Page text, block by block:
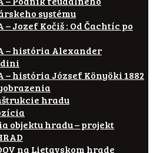
systému
– Jozef Kočiš : Od Čachtíc po
– história Alexander
– história József Könyöki 1882
hradu
objektu hradu – projekt
na Lietavskom hrade